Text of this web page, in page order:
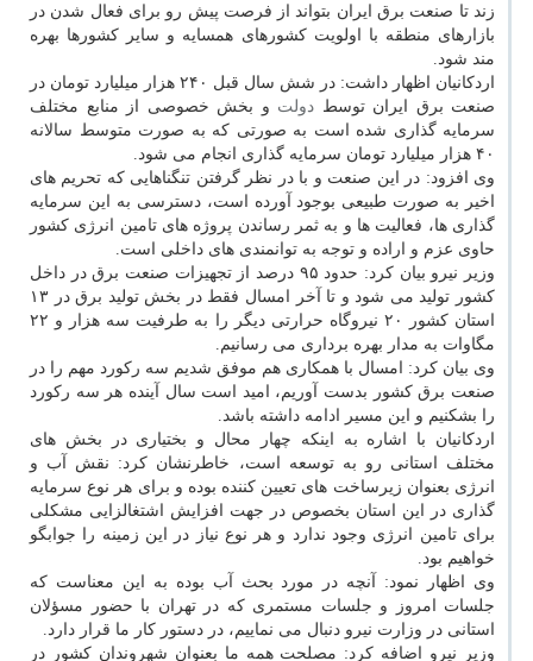
زند تا صنعت برق ایران بتواند از فرصت پیش رو برای فعال شدن در
بازارهای منطقه با اولویت كشورهای همسایه و سایر كشورها بهره
مند شود.
اردكانیان اظهار داشت: در شش سال قبل ۲۴۰ هزار میلیارد تومان در
صنعت برق ایران توسط دولت و بخش خصوصی از منابع مختلف
سرمایه گذاری شده است به صورتی كه به صورت متوسط سالانه
۴۰ هزار میلیارد تومان سرمایه گذاری انجام می شود.
وی افزود: در این صنعت و با در نظر گرفتن تنگناهایی كه تحریم های
اخیر به صورت طبیعی بوجود آورده است، دسترسی به این سرمایه
گذاری ها، فعالیت ها و به ثمر رساندن پروژه های تامین انرژی كشور
حاوی عزم و اراده و توجه به توانمندی های داخلی است.
وزیر نیرو بیان كرد: حدود ۹۵ درصد از تجهیزات صنعت برق در داخل
كشور تولید می شود و تا آخر امسال فقط در بخش تولید برق در ۱۳
استان كشور ۲۰ نیروگاه حرارتی دیگر را به طرفیت سه هزار و ۲۲
مگاوات به مدار بهره برداری می رسانیم.
وی بیان كرد: امسال با همكاری هم موفق شدیم سه ركورد مهم را در
صنعت برق كشور بدست آوریم، امید است سال آینده هر سه ركورد
را بشكنیم و این مسیر ادامه داشته باشد.
اردكانیان با اشاره به اینكه چهار محال و بختیاری در بخش های
مختلف استانی رو به توسعه است، خاطرنشان كرد: نقش آب و
انرژی بعنوان زیرساخت های تعیین كننده بوده و برای هر نوع سرمایه
گذاری در این استان بخصوص در جهت افزایش اشتغالزایی مشكلی
برای تامین انرژی وجود ندارد و هر نوع نیاز در این زمینه را جوابگو
خواهیم بود.
وی اظهار نمود: آنچه در مورد بحث آب بوده به این معناست كه
جلسات امروز و جلسات مستمری كه در تهران با حضور مسؤلان
استانی در وزارت نیرو دنبال می نماییم، در دستور كار ما قرار دارد.
وزیر نیرو اضافه كرد: مصلحت همه ما بعنوان شهروندان كشور در